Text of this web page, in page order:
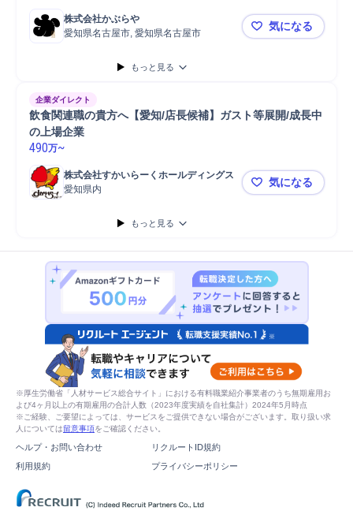
株式会社かぶらや
愛知県名古屋市, 愛知県名古屋市
名古屋駅【
気になる
もっと見る
企業ダイレクト
飲食関連職の貴方へ【愛知/店長候補】ガスト等展開/成長中
の上場企業
490万~
株式会社すかいらーくホールディングス
愛知県内
飲食関連職
気になる
もっと見る
※厚生労働省「人材サービス総合サイト」における有料職業紹介事業者のうち無期雇用お
よび4ヶ月以上の有期雇用の合計人数（2023年度実績を自社集計）2024年5月時点
※ご経験、ご要望によっては、サービスをご提供できない場合がございます。取り扱い求
人については留意事項をご確認ください。
ヘルプ・お問い合わせ
リクルートID規約
利用規約
プライバシーポリシー